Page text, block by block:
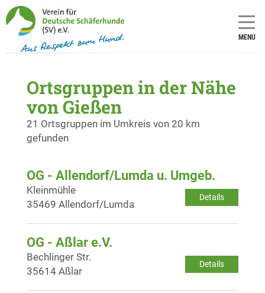
MENU
Ortsgruppen in der Nähe
von Gießen
21 Ortsgruppen im Umkreis von 20 km
gefunden
OG - Allendorf/Lumda u. Umgeb.
Details
Kleinmühle
35469 Allendorf/Lumda
OG - Aßlar e.V.
Details
Bechlinger Str.
35614 Aßlar